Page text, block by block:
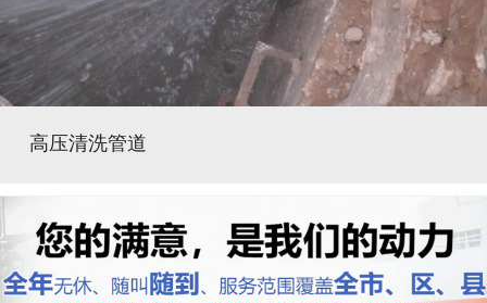
高压清洗管道